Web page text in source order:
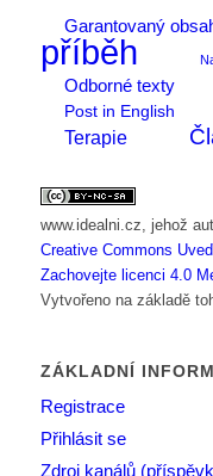
Garantovaný
příběh
Odborné texty
Post in English
Terapie
www.idealni.cz , jehož
Creative Commons
Zachovejte licenci 4.0
Vytvořeno na základě
ZÁKLADNÍ
Registrace
Přihlásit se
Zdroj kanálů